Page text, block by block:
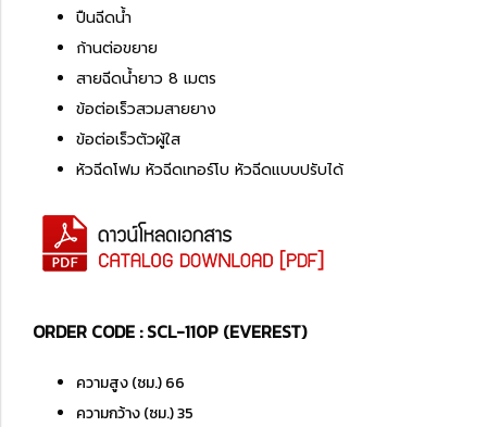
ปืนฉีดน้ำ
ก้านต่อขยาย
สายฉีดน้ำยาว 8 เมตร
ข้อต่อเร็วสวมสายยาง
ข้อต่อเร็วตัวผู้ใส
หัวฉีดโฟม หัวฉีดเทอร์โบ หัวฉีดแบบปรับได้
ORDER CODE : SCL-110P (EVEREST)
ความสูง (ซม.) 66
ความกว้าง (ซม.) 35